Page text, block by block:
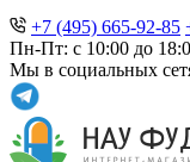
+7 (495) 665-92-85
Пн-Пт: с 10:00 до
Мы в социальных